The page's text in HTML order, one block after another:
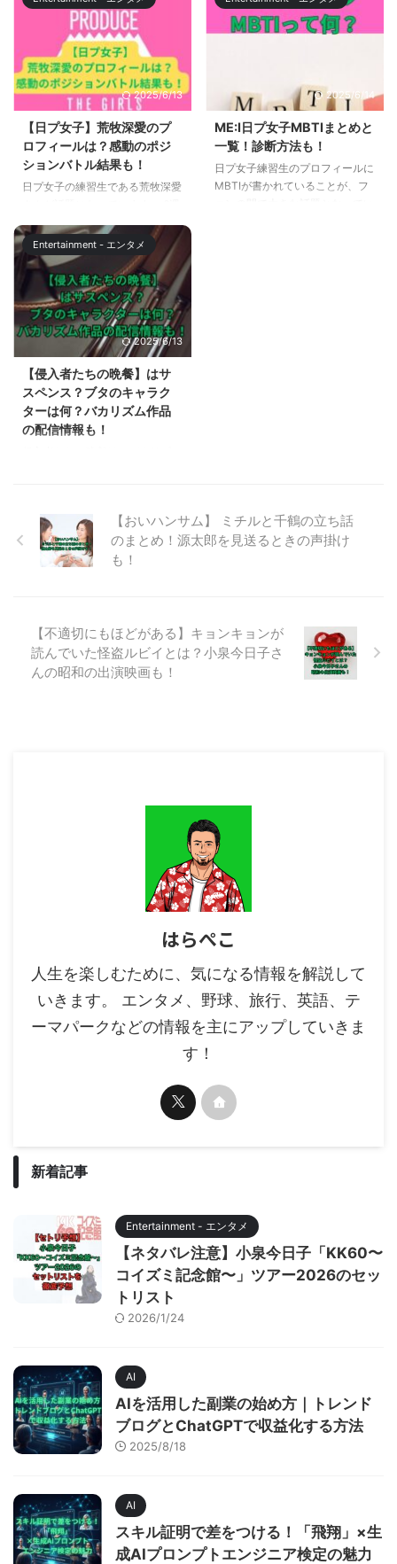
た。 ゴジラマイナスワンは、ゴ
ジラ70周年記念作品であり、日
本製作の実写版ゴジラの30作品
目。 前作のシン・ゴジラ公開か
ら7年、さらにその前作であるゴ
ジラ FINAL WARS公開からは19
年が経過しており（アニメ版、ハ
リウッド版、モンスターバースシ
リーズ含まず）、過去作品を観て
みたいと考えている方も多いは
ず！ この記事では、ゴジラの過
年始に ...
判明しました。しかし、獣のリー
ダーである、龍の悠月（演/高橋
ん。また、大病院占拠で捜査官で
あった、蛇の駿河紗季（演/宮本
茉由）についても明らかになって
いません。 また、獣の中でも過
激な考え方を持つ、新見大河
（演/ジェシー）に同調する獣
（けだもの）の分裂で、今後の展
2025/6/13
【日プ女子】荒牧深愛のプ
ロフィールは？感動のポジ
ションバトル結果も！
日プ女子の練習生である荒牧深愛
目終了時点で26位の荒牧深愛さ
んですが、2023年11月9日に配信
されたポジションバトルのパフォ
ーマンスが素晴らしかったことか
ら、一気に順位を上げ、デビュー
圏内に入ってくる可能性がありま
す。。 この記事では、荒牧深愛
さんのプロフィールと、ここまで
のパフォーマンスについて解説し
ていきます。 【日プ女子】荒牧
深愛のプロフィールは？ 日プ女
子の練習生である荒牧深愛さんの
プロフィールです。 特技はダン
2025/6/14
ME:I日プ女子MBTIまとめと
一覧！診断方法も！
日プ女子練習生のプロフィールに
MBTIが書かれていることが、フ
Entertainment - エンタメ
2025/6/13
【侵入者たちの晩餐】はサ
スペンス？ブタのキャラク
ターは何？バカリズム作品
の配信情報も！
春スペシャルドラマです。 2023
年の国内外の賞を総ナメにした
「ブラッシュアップライフ」のチ
たちの晩餐について考察するとと
もに、バカリズム作品の配信情報
についても解説していきます。
【侵入者たちの晩餐】はサスペン
【おいハンサム】 ミチルと千鶴の立ち話
のまとめ！源太郎を見送るときの声掛け
も！
【不適切にもほどがある】キョンキョンが
読んでいた怪盗ルビイとは？小泉今日子さ
んの昭和の出演映画も！
はらぺこ
人生を楽しむために、気になる情報を解説して
いきます。 エンタメ、野球、旅行、英語、テ
ーマパークなどの情報を主にアップしていきま
す！
新着記事
Entertainment - エンタメ
【ネタバレ注意】小泉今日子「KK60〜
コイズミ記念館〜」ツアー2026のセッ
トリスト
2026/1/24
AI
AIを活用した副業の始め方｜トレンド
ブログとChatGPTで収益化する方法
2025/8/18
AI
スキル証明で差をつける！「飛翔」×生
成AIプロンプトエンジニア検定の魅力